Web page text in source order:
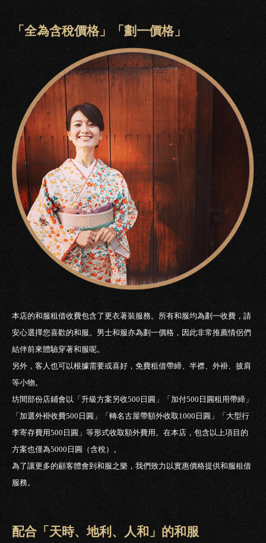
「全為含稅價格」「劃一價格」
本店的和服租借收費包含了更衣著裝服務。所有和服均為劃一收費，請
安心選擇您喜歡的和服。男士和服亦為劃一價格，因此非常推薦情侶們
結伴前來體驗穿著和服呢。
另外，客人也可以根據需要或喜好，免費租借帶締、半襟、外褂、披肩
等小物。
坊間部份店鋪會以「升級方案另收500日圓」「加付500日圓租用帶締」
「加選外褂收費500日圓」「轉名古屋帶額外收取1000日圓」「大型行
李寄存費用500日圓」等形式收取額外費用。在本店，包含以上項目的
方案也僅為5000日圓（含稅）。
為了讓更多的顧客體會到和服之樂，我們致力以實惠價格提供和服租借
服務。
配合「天時、地利、人和」的和服